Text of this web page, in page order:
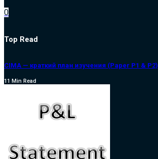
0
Top Read
CIMA — краткий план изучения (Paper P1 & P2)
11 Min Read